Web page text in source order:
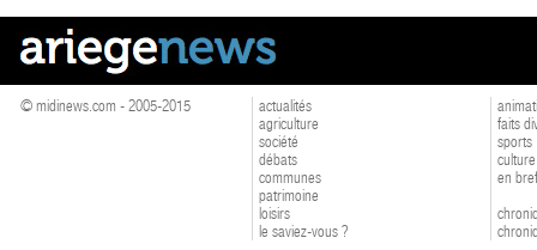
© midinews.com - 2005-2015
actualités
agriculture
société
débats
communes
patrimoine
loisirs
le saviez-vous ?
faits
sports
culture
en bref